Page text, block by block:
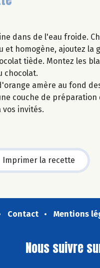
dans de l'eau froide.
et homogène, ajoutez la
tiède. Montez les
chocolat.
amère au fond
couche de préparation
vos invités.
Imprimer la recette
Contact Mentions
Nous suivre